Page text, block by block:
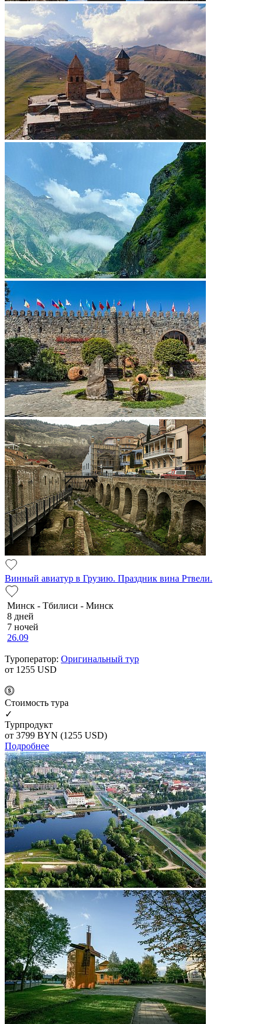
Винный авиатур в Грузию. Праздник вина Ртвели.
Минск - Тбилиси - Минск
8 дней
7 ночей
26.09
Туроператор: Оригинальный тур
от 1255 USD
Cтоимость тура
✓
Турпродукт
от 3799 BYN (1255 USD)
Подробнее